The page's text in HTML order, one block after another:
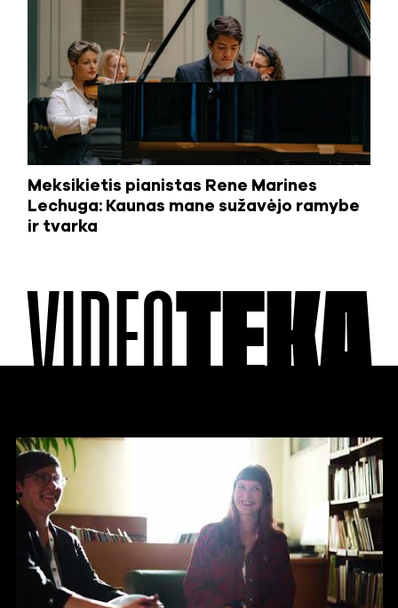
Meksikietis pianistas Rene Marines
Lechuga: Kaunas mane sužavėjo ramybe
ir tvarka
VIDEOTEKA